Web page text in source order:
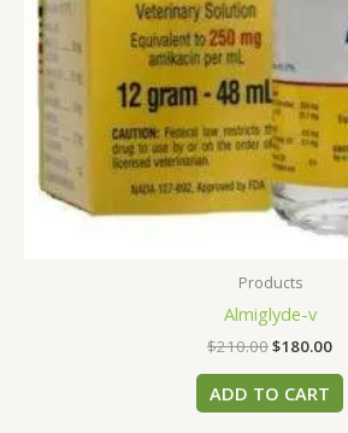
Products
Almiglyde-v
$210.00$180.00
ADD TO CART